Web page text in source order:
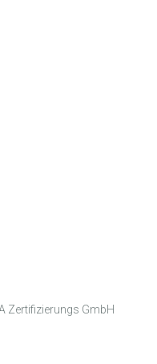
Zertifizierungs GmbH